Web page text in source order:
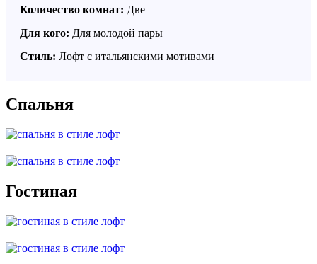
Количество комнат: Две
Для кого: Для молодой пары
Стиль: Лофт с итальянскими мотивами
Спальня
Гостиная